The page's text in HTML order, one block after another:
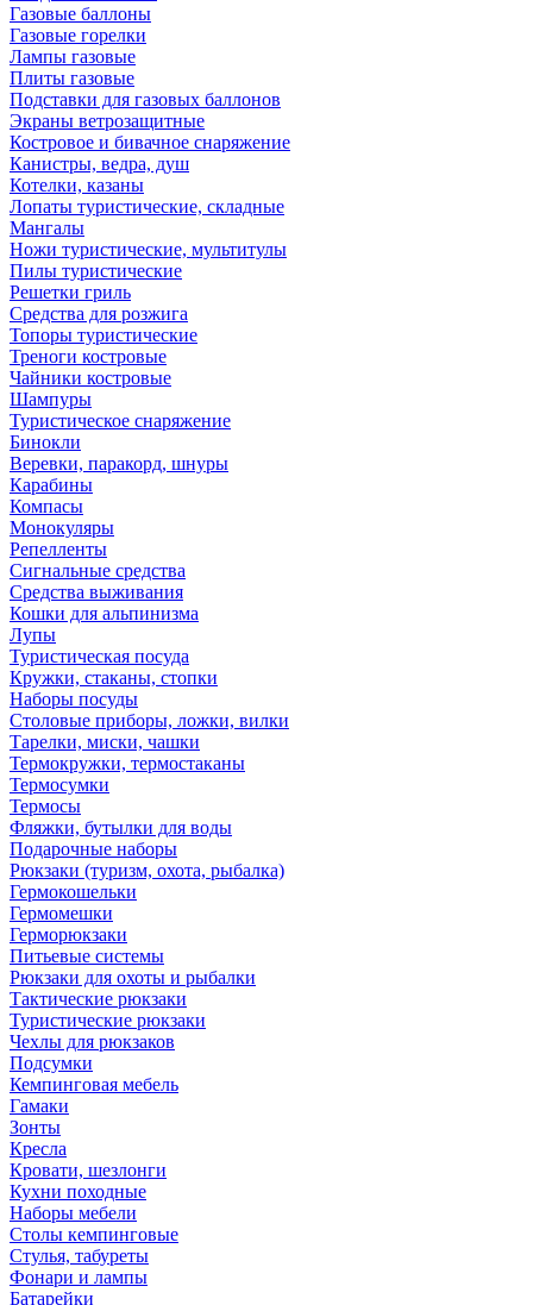
Газовые баллоны
Газовые горелки
Лампы газовые
Плиты газовые
Подставки для газовых баллонов
Экраны ветрозащитные
Костровое и бивачное снаряжение
Канистры, ведра, душ
Котелки, казаны
Лопаты туристические, складные
Мангалы
Ножи туристические, мультитулы
Пилы туристические
Решетки гриль
Средства для розжига
Топоры туристические
Треноги костровые
Чайники костровые
Шампуры
Туристическое снаряжение
Бинокли
Веревки, паракорд, шнуры
Карабины
Компасы
Монокуляры
Репелленты
Сигнальные средства
Средства выживания
Кошки для альпинизма
Лупы
Туристическая посуда
Кружки, стаканы, стопки
Наборы посуды
Столовые приборы, ложки, вилки
Тарелки, миски, чашки
Термокружки, термостаканы
Термосумки
Термосы
Фляжки, бутылки для воды
Подарочные наборы
Рюкзаки (туризм, охота, рыбалка)
Гермокошельки
Гермомешки
Герморюкзаки
Питьевые системы
Рюкзаки для охоты и рыбалки
Тактические рюкзаки
Туристические рюкзаки
Чехлы для рюкзаков
Подсумки
Кемпинговая мебель
Гамаки
Зонты
Кресла
Кровати, шезлонги
Кухни походные
Наборы мебели
Столы кемпинговые
Стулья, табуреты
Фонари и лампы
Батарейки